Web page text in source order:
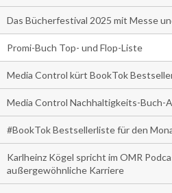
Das Bücherfestival 2025 mit Messe
Promi-Buch Top- und Flop-Liste
Media Control kürt BookTok
Media Control Nachhaltigkeits-Buch-
#BookTok Bestsellerliste für den
Karlheinz Kögel spricht im OMR
außergewöhnliche Karriere